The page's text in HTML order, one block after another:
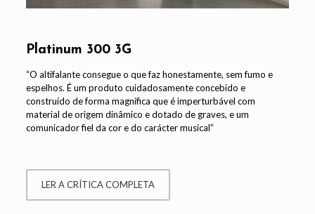
Platinum 300 3G
“O altifalante consegue o que faz honestamente, sem fumo e
espelhos. É um produto cuidadosamente concebido e
construído de forma magnífica que é imperturbável com
material de origem dinâmico e dotado de graves, e um
comunicador fiel da cor e do carácter musical”
LER A CRÍTICA COMPLETA